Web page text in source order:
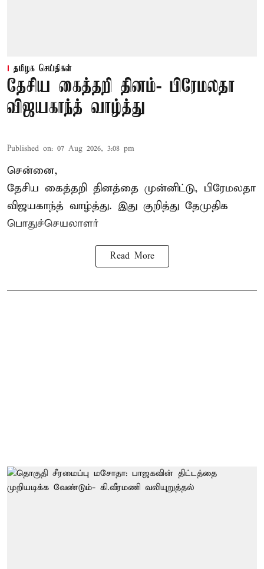
தமிழக செய்திகள்
தேசிய கைத்தறி தினம்- பிரேமலதா
விஜயகாந்த் வாழ்த்து
Published on: 07 Aug 2026, 3:08 pm
சென்னை,
தேசிய கைத்தறி தினத்தை முன்னிட்டு, பிரேமலதா
விஜயகாந்த் வாழ்த்து. இது குறித்து தேமுதிக
பொதுச்செயலாளர்
Read More